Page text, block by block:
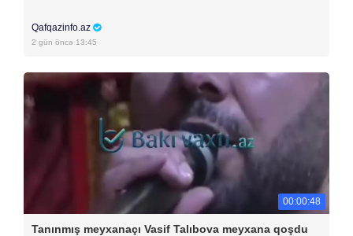
Qafqazinfo.az
2 gün öncə 13:45
00:00:48
Tanınmış meyxanaçı Vasif Talıbova meyxana qoşdu